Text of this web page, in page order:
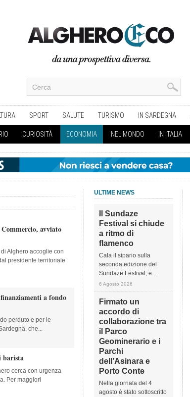
SPORT SALUTE TURISMO IN SARDEGNA
CURIOSITÀ ECONOMIA NEL MONDO IN ITALIA
avviato
Alghero accoglie con
presidente territoriale
a fondo
perduto e per le
che...
barista
cerca con urgenza
Per maggiori
ULTIME NEWS
Il Sundaze
Festival si chiude
a ritmo di
flamenco
Cala il sipario sulla
seconda edizione del
Sundaze Festival, e...
6 Agosto 2026
Firmato un
accordo di
collaborazione tra
il Parco
Geominerario e i
Parchi
dell’Asinara e
Porto Conte
Nella giornata del 4
agosto è stato sottoscritto